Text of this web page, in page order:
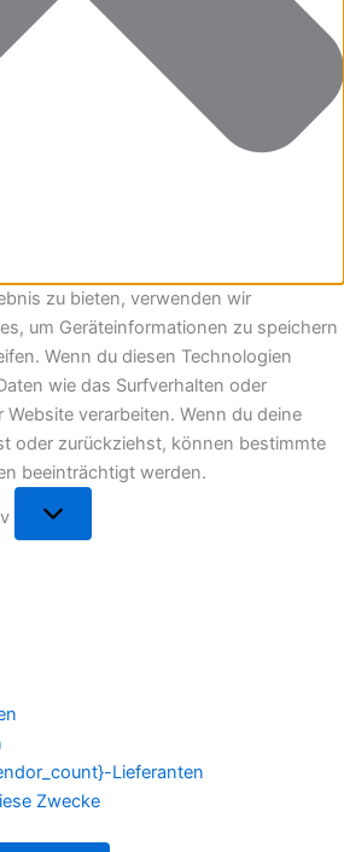
zu bieten, verwenden wir
um Geräteinformationen zu speichern
Wenn du diesen Technologien
wie das Surfverhalten oder
Website verarbeiten. Wenn du deine
oder zurückziehst, können bestimmte
beeinträchtigt werden.
Lieferanten
Zwecke